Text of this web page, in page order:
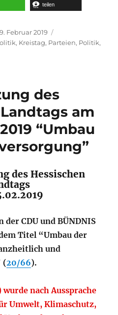
teilen
Veröffentlicht
9. Februar 2019
, Kreistag, Parteien, Politik,
des
am
“Umbau
des Hessischen
CDU und BÜNDNIS
Titel “Umbau der
und
(20/66).
nach Aussprache
Umwelt, Klimaschutz,